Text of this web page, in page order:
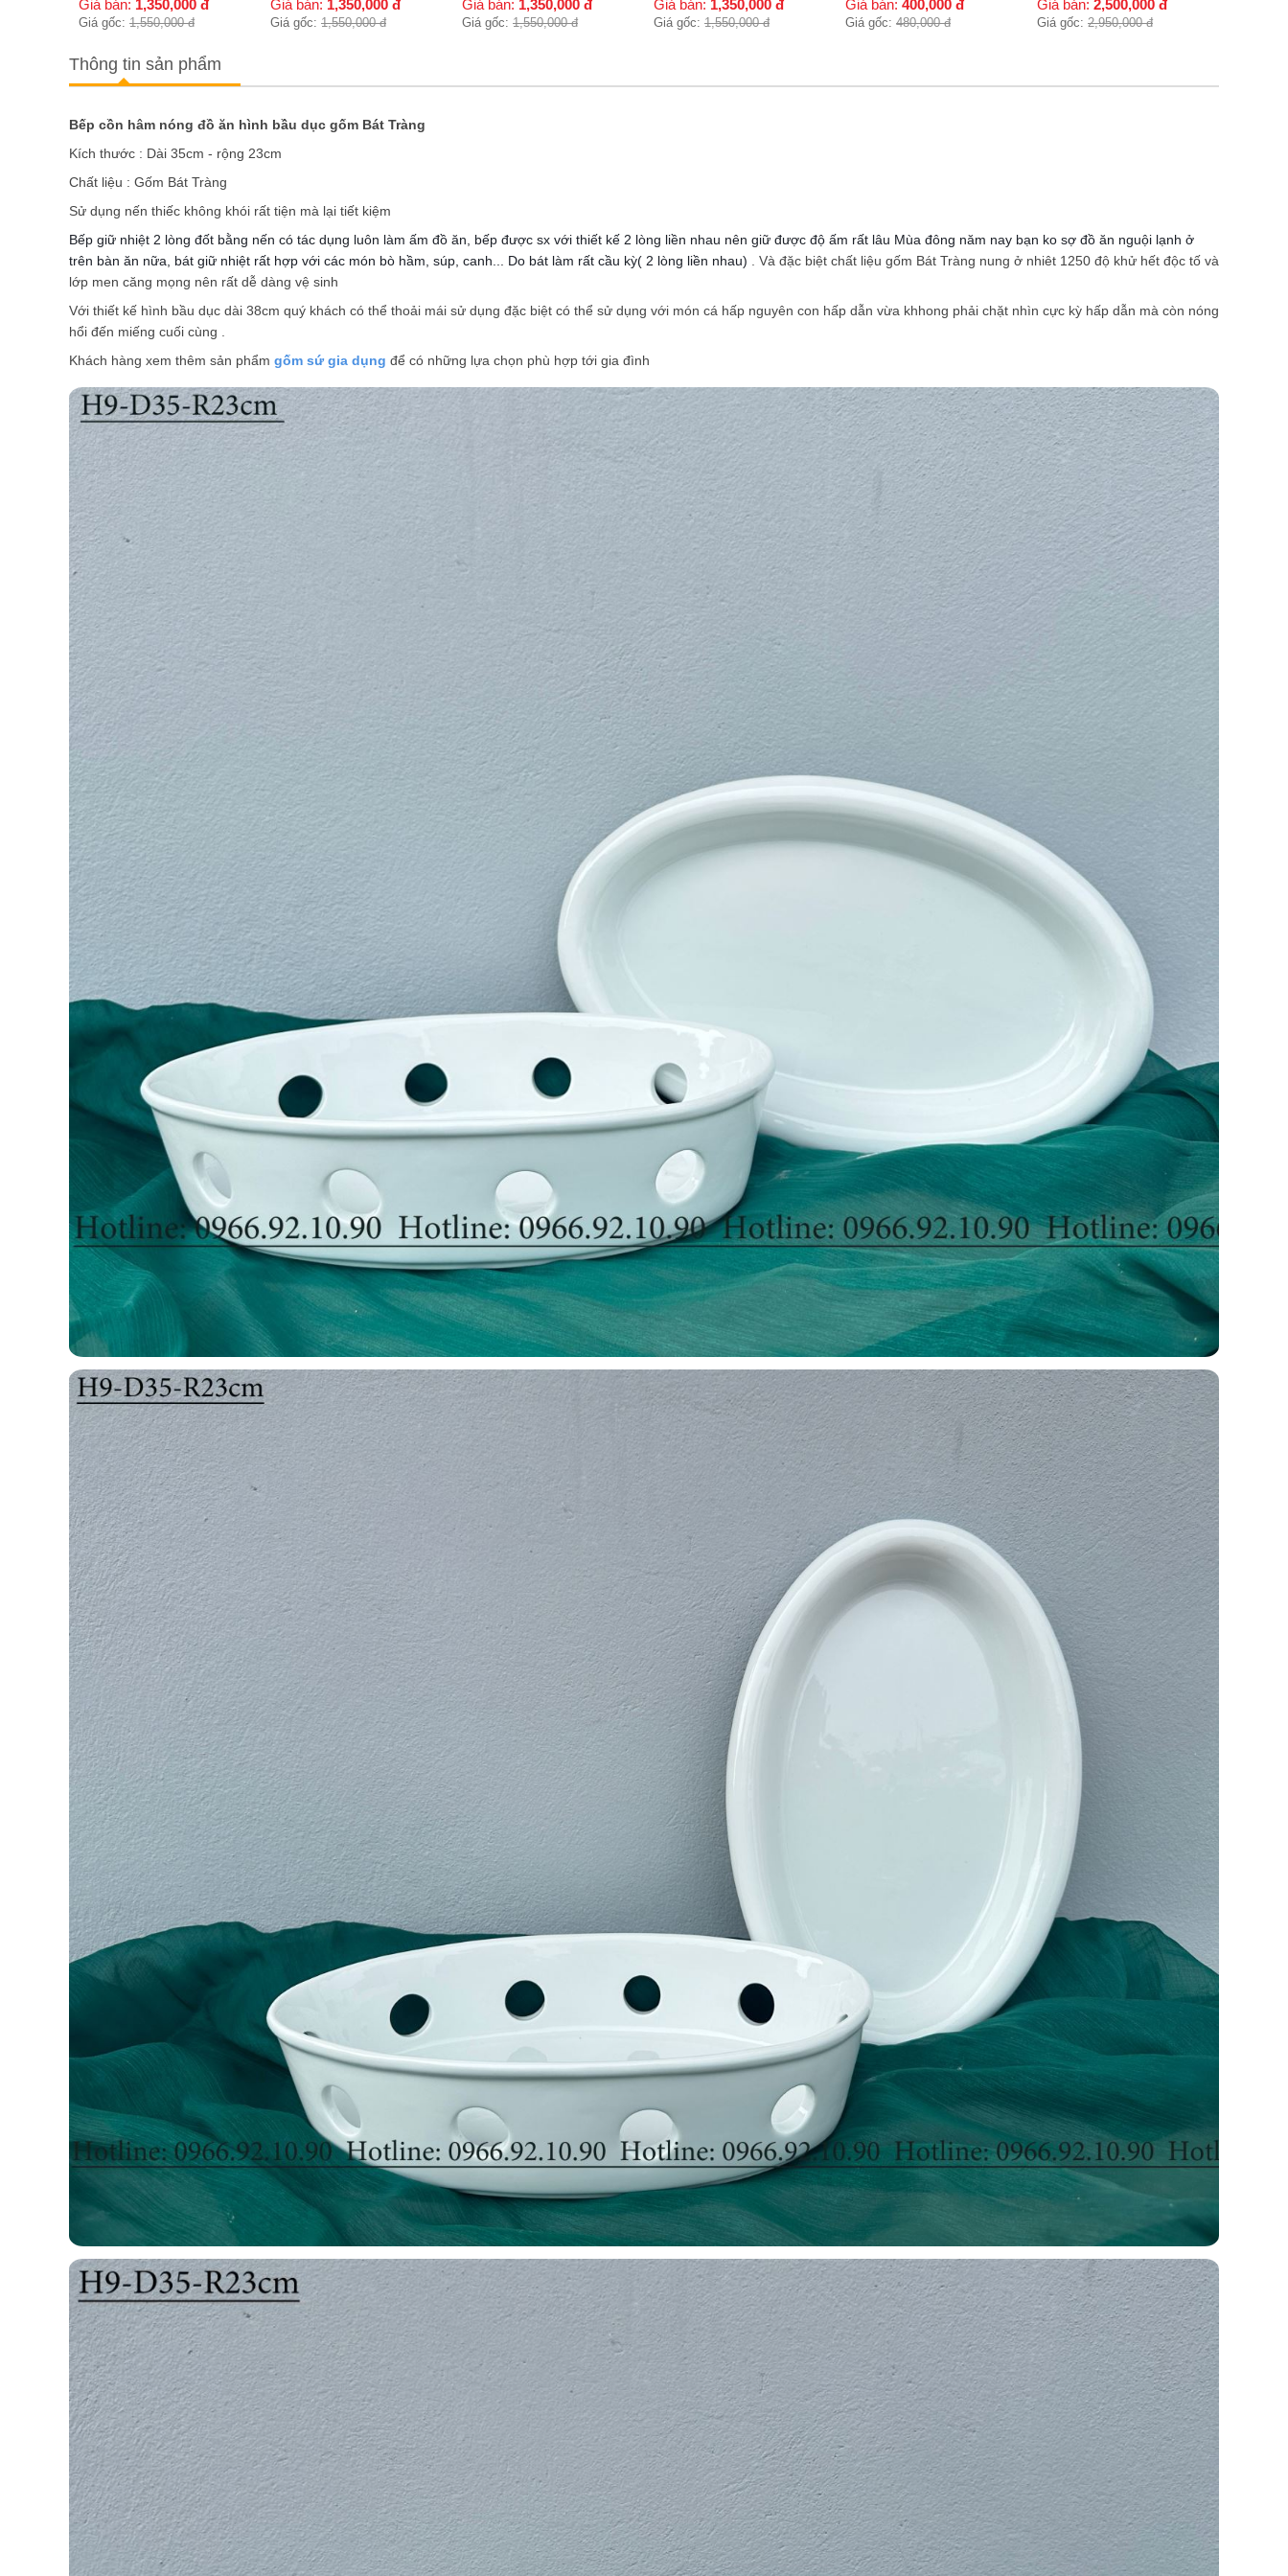
Giá bán: 1,350,000 đ
Giá gốc: 1,550,000 đ
Giá bán: 1,350,000 đ
Giá gốc: 1,550,000 đ
Giá bán: 1,350,000 đ
Giá gốc: 1,550,000 đ
Giá bán: 400,000 đ
Giá gốc: 480,000 đ
Giá bán: 2,500,000
Giá gốc: 2,950,000
Thông tin sản phẩm
Bếp cồn hâm nóng đồ ăn hình bầu dục gốm Bát Tràng
Kích thước : Dài 35cm - rộng 23cm
Chất liệu : Gốm Bát Tràng
Sử dụng nến thiếc không khói rất tiện mà lại tiết kiệm
Bếp giữ nhiệt 2 lòng đốt bằng nến có tác dụng luôn làm ấm đồ ăn, bếp được sx với thiết kế 2 lòng liền nhau nên giữ được độ ấm rất lâu Mùa đông năm nay bạn ko sợ đồ ăn nguội lạnh ở
trên bàn ăn nữa, bát giữ nhiệt rất hợp với các món bò hầm, súp, canh... Do bát làm rất cầu kỳ( 2 lòng liền nhau)
. Và đặc biệt chất liệu gốm Bát Tràng nung ở nhiêt 1250 độ khử hết độc tố và
lớp men căng mọng nên rất dễ dàng vệ sinh
Với thiết kế hình bầu dục dài 38cm quý khách có thể thoải mái sử dụng đặc biệt có thể sử dụng với món cá hấp nguyên con hấp dẫn vừa khhong phải chặt nhìn cực kỳ hấp dẫn mà còn nóng
hổi đến miếng cuối cùng .
Khách hàng xem thêm sản phẩm gốm sứ gia dụng để có những lựa chọn phù hợp tới gia đình